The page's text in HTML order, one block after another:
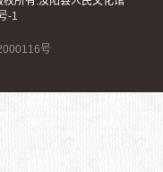
-1
号